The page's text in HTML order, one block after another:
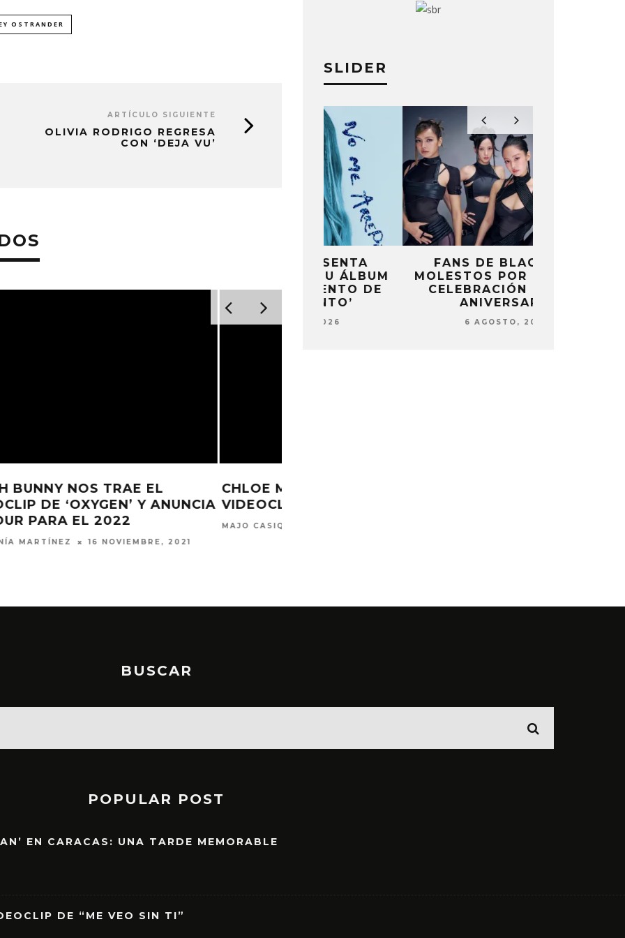
OSTRANDER
ARTÍCULO SIGUIENTE
OLIVIA RODRIGO REGRESA
CON ‘DEJA VU’
CHLOE MORIONDO REVELA EL
VIDEOCLIP DE ‘FAVORITE BAND’
MAJO CASIQUE 30 SEPTIEMBRE, 2021
SLIDER
BIG TO RIG’
EN CARACAS
‘NO ME ARREPIENTO DE
SENTIR TANTO’
FANS DE BLACKPINK
MOLESTOS POR FALTA DE
CELEBRACIÓN DEL 10º
ANIVERSARIO
6 AGOSTO, 2026
BUSCAR
POPULAR POST
EN CARACAS: UNA TARDE MEMORABLE
DE “ME VEO SIN TI”